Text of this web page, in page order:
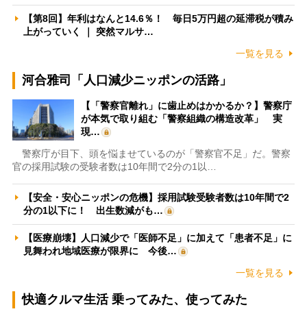
【第8回】年利はなんと14.6％！ 毎日5万円超の延滞税が積み
上がっていく ｜ 突然マルサ…
一覧を見る
河合雅司「人口減少ニッポンの活路」
【「警察官離れ」に歯止めはかかるか？】警察庁
が本気で取り組む「警察組織の構造改革」 実
現…
警察庁が目下、頭を悩ませているのが「警察官不足」だ。警察
官の採用試験の受験者数は10年間で2分の1以…
【安全・安心ニッポンの危機】採用試験受験者数は10年間で2
分の1以下に！ 出生数減がも…
【医療崩壊】人口減少で「医師不足」に加えて「患者不足」に
見舞われ地域医療が限界に 今後…
一覧を見る
快適クルマ生活 乗ってみた、使ってみた